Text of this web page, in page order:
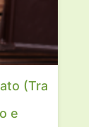
(Tra
e